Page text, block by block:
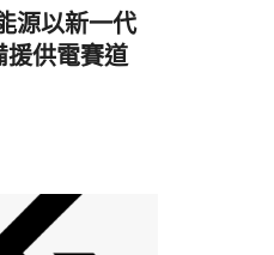
源以新一代
援供電賽道